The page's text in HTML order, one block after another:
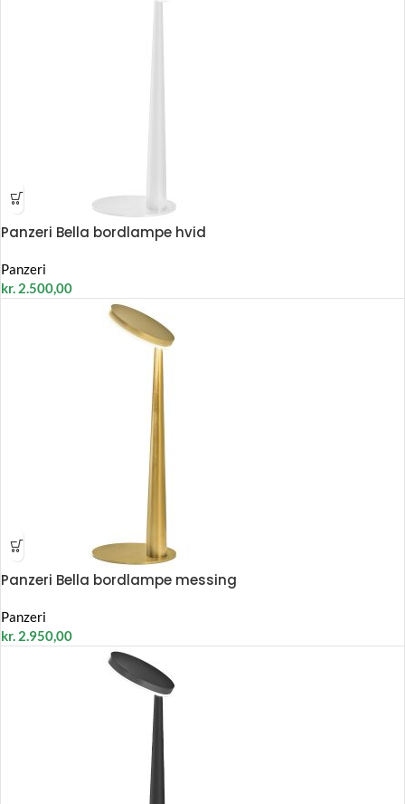
Panzeri Bella bordlampe hvid
Panzeri
kr. 2.500,00
Panzeri Bella bordlampe messing
Panzeri
kr. 2.950,00